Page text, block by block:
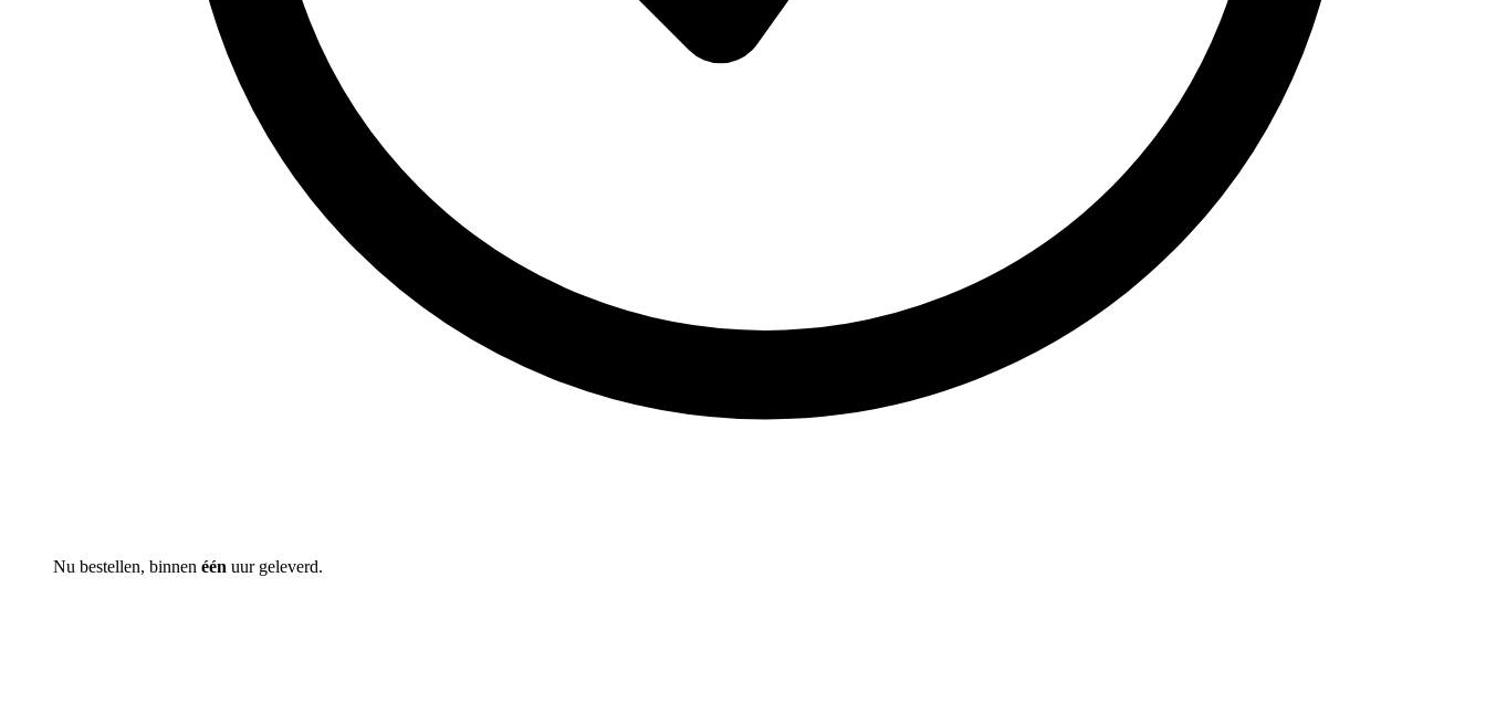
Nu bestellen, binnen één uur geleverd.